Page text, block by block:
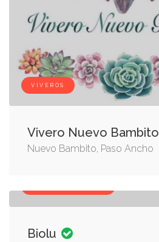
VIVEROS
Vivero Nuevo Bambito
Nuevo Bambito, Paso Ancho
Biolu